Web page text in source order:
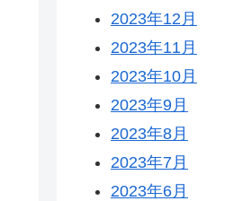
2023年12月
2023年11月
2023年10月
2023年9月
2023年8月
2023年7月
2023年6月